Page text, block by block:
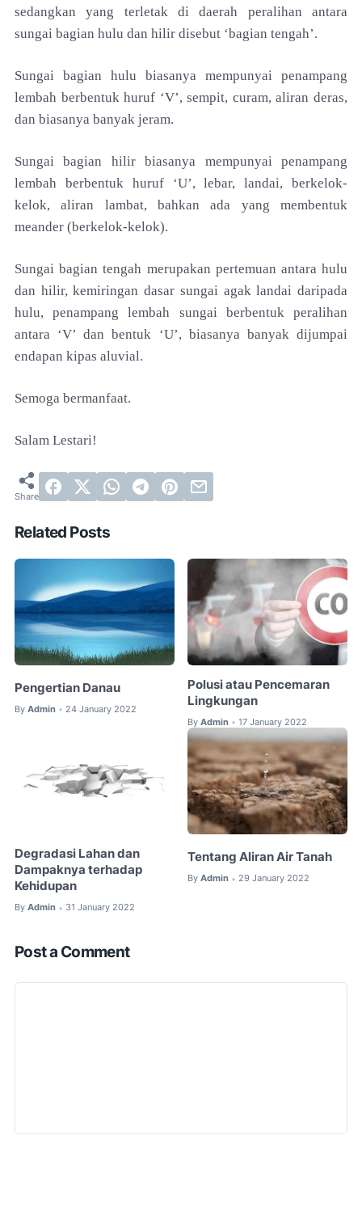
sedangkan yang terletak di daerah peralihan antara
sungai bagian hulu dan hilir disebut ‘bagian tengah’.
Sungai bagian hulu biasanya mempunyai penampang
lembah berbentuk huruf ‘V’, sempit, curam, aliran deras,
dan biasanya banyak jeram.
Sungai bagian hilir biasanya mempunyai penampang
lembah berbentuk huruf ‘U’, lebar, landai, berkelok-
kelok, aliran lambat, bahkan ada yang membentuk
meander (berkelok-kelok).
Sungai bagian tengah merupakan pertemuan antara hulu
dan hilir, kemiringan dasar sungai agak landai daripada
hulu, penampang lembah sungai berbentuk peralihan
antara ‘V’ dan bentuk ‘U’, biasanya banyak dijumpai
endapan kipas aluvial.
Semoga bermanfaat.
Salam Lestari!
Related Posts
Pengertian Danau
By Admin • 24 January 2022
Polusi atau Pencemaran
Lingkungan
By Admin • 17 January 2022
Degradasi Lahan dan
Dampaknya terhadap
Kehidupan
By Admin • 31 January 2022
Tentang Aliran Air Tanah
By Admin • 29 January 2022
Post a Comment